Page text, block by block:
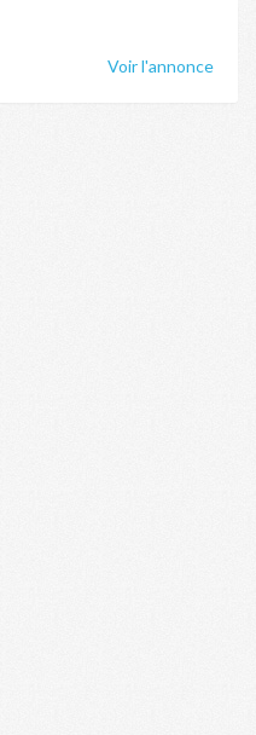
Voir l'annonce